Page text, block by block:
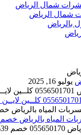
شمال الرياض
شمال الرياض
بالرياض
يوليو 16, 2025
39% اطلب الان 0556501701‬‏ – تقارير معتمدة